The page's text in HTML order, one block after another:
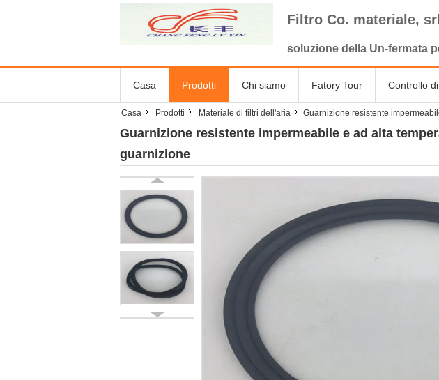
Filtro Co. materiale,
soluzione della Un-fermata
Casa Prodotti Chi siamo Fatory Tour Controllo
Casa Prodotti Materiale di filtri dell'aria Guarnizione resistente
Guarnizione resistente impermeabile e ad alta
guarnizione